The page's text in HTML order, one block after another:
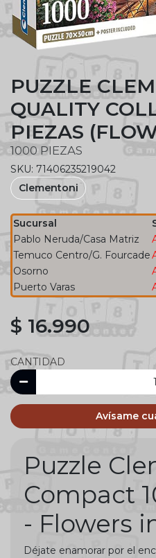
PUZZLE
QUALITY
PIEZAS
1000 PIEZAS
SKU: 71406235219042
Clementoni
Sucursal
Pablo Neruda/Casa Matriz
Temuco Centro/G. Fourcade
Osorno
Puerto Varas
$ 16.990
CANTIDAD
Avísame
Puzzle
Compact
- Flowers
Déjate enamorar por el